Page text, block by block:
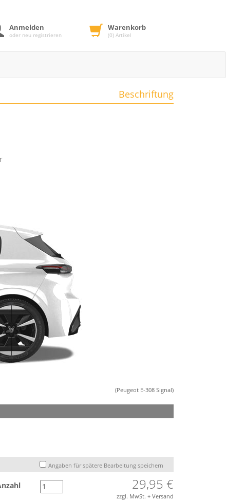
Anmelden
oder neu registrieren
Warenkorb
(0) Artikel
Beschriftung
(Peugeot E-308 Signal)
Angaben für spätere Bearbeitung speichern
29,95 €
zzgl. MwSt. + Versand